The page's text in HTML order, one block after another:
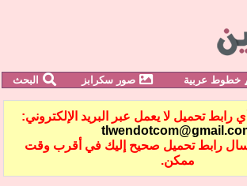
خطوط عربية صور سكرابز البحث
رابط تحميل لا يعمل عبر البريد الإلكتروني:
رابط تحميل صحيح إليك في أقرب وقت
ممكن.